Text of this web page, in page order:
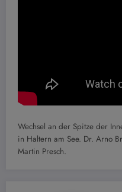
Wechsel an der Spitze der
in Haltern am See. Dr. Arno
Martin Presch.